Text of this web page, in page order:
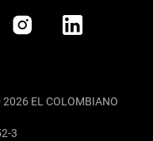
EL COLOMBIANO
3